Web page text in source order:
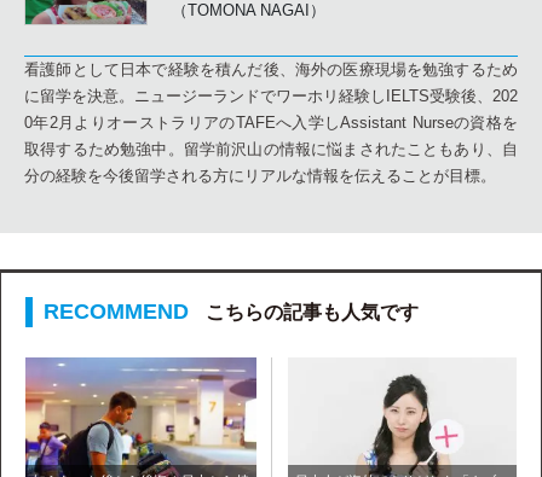
（TOMONA NAGAI）
看護師として日本で経験を積んだ後、海外の医療現場を勉強するため
に留学を決意。ニュージーランドでワーホリ経験しIELTS受験後、202
0年2月よりオーストラリアのTAFEへ入学しAssistant Nurseの資格を
取得するため勉強中。留学前沢山の情報に悩まされたこともあり、自
分の経験を今後留学される方にリアルな情報を伝えることが目標。
こちらの記事も人気です